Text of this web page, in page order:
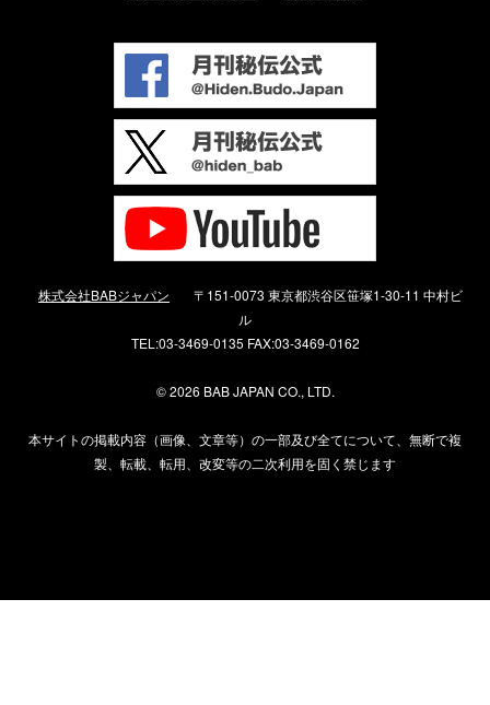
株式会社BABジャパン
〒151-0073 東京都渋谷区笹塚1-30-11 中村ビ
ル
TEL:03-3469-0135 FAX:03-3469-0162
©2026 BAB JAPAN CO., LTD.
本サイトの掲載内容（画像、文章等）の一部及び全てについて、無断で複
製、転載、転用、改変等の二次利用を固く禁じます